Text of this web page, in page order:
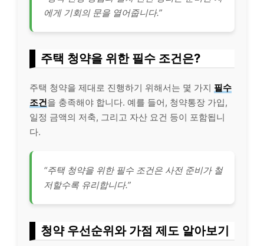
에게 기회의 문을 열어줍니다.”
주택 청약을 위한 필수 조건은?
주택 청약을 제대로 진행하기 위해서는 몇 가지 필수
조건을 충족해야 합니다. 예를 들어, 청약통장 가입,
일정 금액의 저축, 그리고 자산 요건 등이 포함됩니
다.
“주택 청약을 위한 필수 조건은 사전 준비가 철
저할수록 유리합니다.”
청약 우선순위와 가점 제도 알아보기